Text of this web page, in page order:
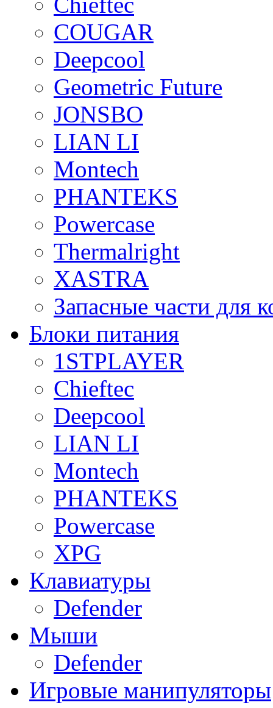
COUGAR
Deepcool
Geometric Future
JONSBO
LIAN LI
Montech
PHANTEKS
Powercase
Thermalright
XASTRA
Запасные части для
Блоки питания
1STPLAYER
Chieftec
Deepcool
LIAN LI
Montech
PHANTEKS
Powercase
XPG
Клавиатуры
Defender
Мыши
Defender
Игровые манипуляторы